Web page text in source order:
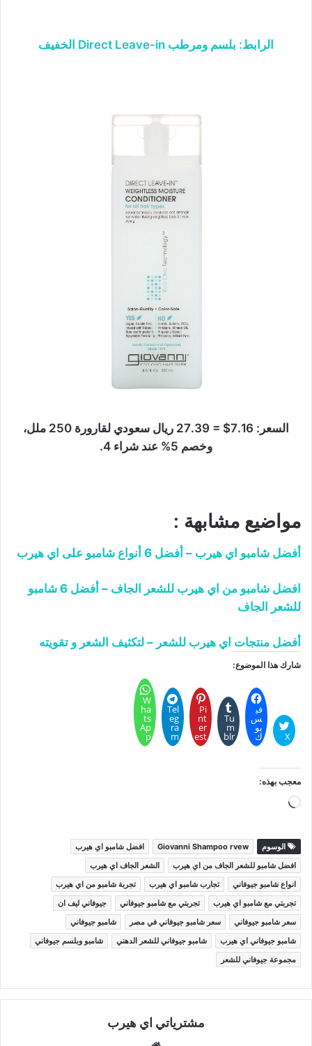
الرابط: بلسم ومرطب Direct Leave-in الخفيف
السعر: 7.16$ = 27.39 ريال سعودي لقارورة 250 ملل،
وخصم 5% عند شراء 4.
مواضيع مشابهة :
أفضل شامبو اي هيرب – أفضل 6 أنواع شامبو على اي هيرب
افضل شامبو من اي هيرب للشعر الجاف – أفضل 6 شامبو
للشعر الجاف
أفضل منتجات اي هيرب للشعر – لتكثيف الشعر و تقويته
شارك هذا الموضوع:
X
في
س
بو
ك
Tu
m
blr
Pi
nt
er
est
Tel
eg
ra
m
W
ha
ts
Ap
p
معجب بهذه:
جاري
الوسوم Giovanni Shampoo rvew
افضل شامبو اي هيرب
افضل شامبو للشعر الجاف من اي هيرب
الشعر الجاف اي هيرب
انواع شامبو جيوفاني
تجارب شامبو اي هيرب
تجربة شامبو من اي هيرب
تجربتي مع شامبو اي هيرب
تجربتي مع شامبو جيوفاني
جيوفاني ليف ان
سعر شامبو جيوفاني
سعر شامبو جيوفاني في مصر
شامبو جيوفاني
شامبو جيوفاني اي هيرب
شامبو جيوفاني للشعر الدهني
شامبو وبلسم جيوفاني
مجموعة جيوفاني للشعر
مشترياتي اي هيرب